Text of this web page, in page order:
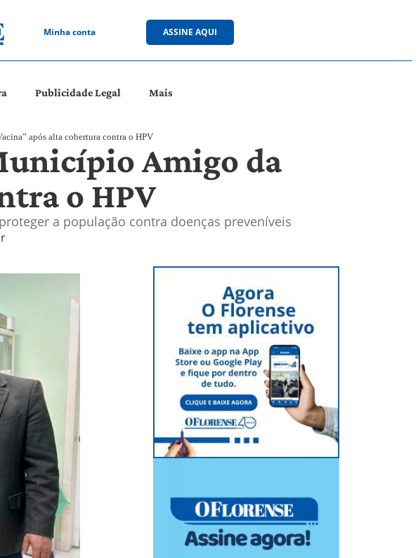
Minha conta ASSINE AQUI
Publicidade Legal Mais
após alta cobertura contra o HPV
Amigo da
o HPV
a população contra doenças preveníveis